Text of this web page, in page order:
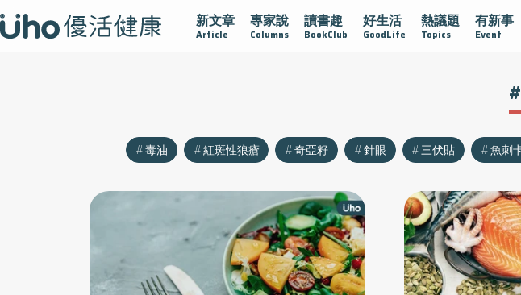
新文章
Article
專家說
Columns
讀書趣
BookClub
好生活
GoodLife
熱議題
Topics
有新事
Event
醫學 愛的未來視 認識攝護腺肥大 守護骨骼健康 達文西手術專欄 2025植牙
毒油 紅斑性狼瘡 奇亞籽 針眼 三伏貼 魚刺